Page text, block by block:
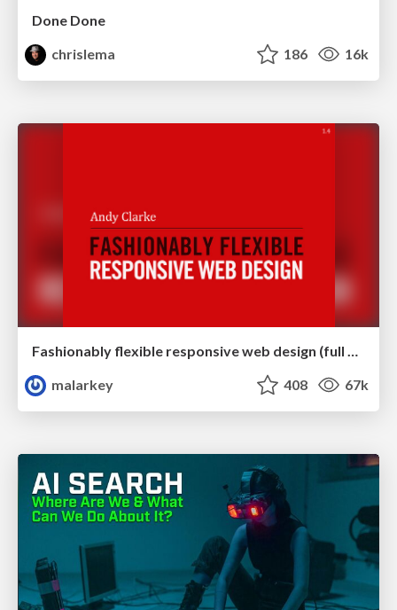
Done Done
chrislema
186 16k
Fashionably flexible responsive web design (full day workshop)
malarkey
408 67k